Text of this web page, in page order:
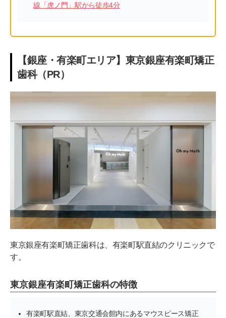
線「虎ノ門」駅から徒歩4分
【銀座・有楽町エリア】東京銀座有楽町矯正
歯科（PR）
東京銀座有楽町矯正歯科は、有楽町駅直結のクリニックで
す。
東京銀座有楽町矯正歯科の特徴
有楽町駅直結、東京交通会館内にあるマウスピース矯正